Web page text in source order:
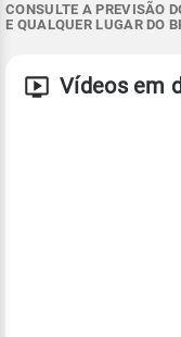
CONSULTE A PREVISÃO
E QUALQUER LUGAR DO
Vídeos em